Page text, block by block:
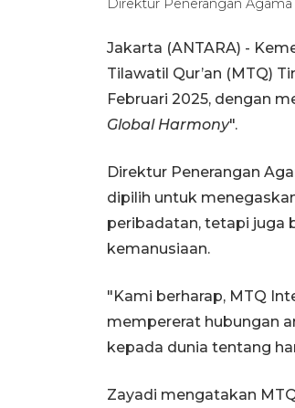
Direktur Penerangan
Jakarta (ANTARA) -
Tilawatil Qur’an (MTQ)
Februari 2025, dengan
Global Harmony".
Direktur Penerangan
dipilih untuk
peribadatan, tetapi juga
kemanusiaan.
"Kami berharap, MTQ
mempererat hubungan
kepada dunia tentang
Zayadi mengatakan